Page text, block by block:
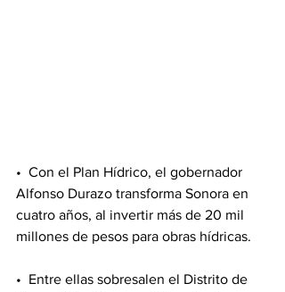
•⁠  ⁠Con el Plan Hídrico, el gobernador
Alfonso Durazo transforma Sonora en
cuatro años, al invertir más de 20 mil
millones de pesos para obras hídricas.
•⁠  ⁠Entre ellas sobresalen el Distrito de